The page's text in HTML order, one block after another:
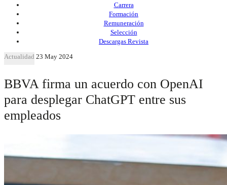
Carrera
Formación
Remuneración
Selección
Descargas Revista
Actualidad 23 May 2024
BBVA firma un acuerdo con OpenAI
para desplegar ChatGPT entre sus
empleados